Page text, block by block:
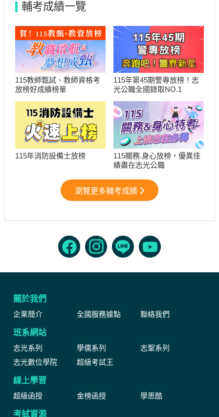
輔考成績一覽
115教師甄試、教師資格考
放榜好成績榜單
115年第45期警專放榜！志
光公職全國錄取NO.1
115年消防設備士放榜
115關務.身心放榜，優異佳
績盡在志光公職
瀏覽更多輔考成績
關於我們
企業簡介 全國服務據點 聯絡我們
班系網站
志光系列 學儒系列
志聖系列
志光數位學院
超級考試王
線上學習
超級函授 金榜函授 學思酷
考試資源